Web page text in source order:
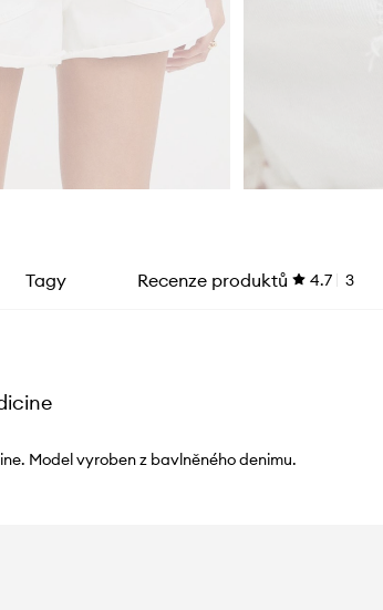
Tagy Recenze produktů 4.7 3
Model vyroben z bavlněného denimu.